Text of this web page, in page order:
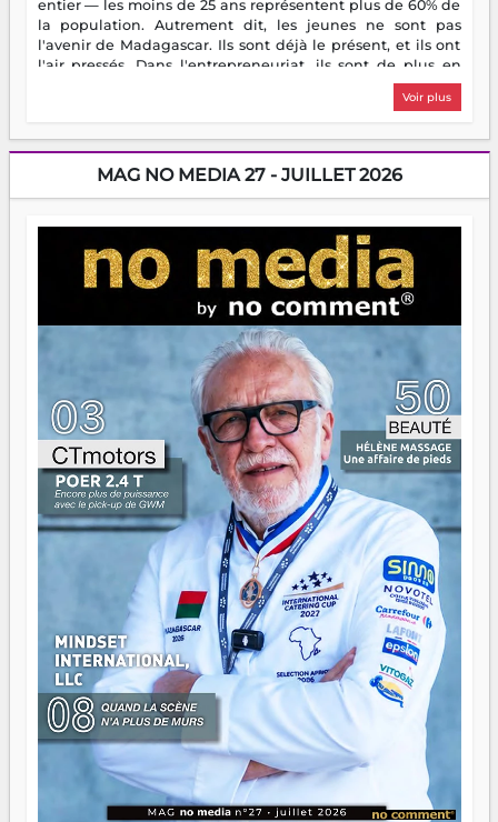
entier — les moins de 25 ans représentent plus de 60% de
la population. Autrement dit, les jeunes ne sont pas
l'avenir de Madagascar. Ils sont déjà le présent, et ils ont
l'air pressés. Dans l'entrepreneuriat, ils sont de plus en
plus nombreux à se lancer, à créer, à risquer — souvent
sans filet, souvent sans aide, mais toujours avec cette
dorment vraiment la nuit. En culture, les nouvelles sont
encore meilleures. Aina Rasamoelina vient de décrocher le
Prix RFI Instrumental Afrique. Miangaly Elia rafle le Prix
jeunes qui tiennent la torche. Alors oui, on pourrait
s'arrêter là, applaudir et rentrer chez soi satisfait. Mais ce
serait passer à côté d'une chose essentielle. La fougue, ça
brûle fort — et parfois, ça brûle vite. Une flamme sans
direction peut éclairer autant qu'elle peut consumer. C'est
là que les aînés entrent en scène — pas pour reprendre le
gouvernail, mais pour montrer où sont les récifs. Les jeunes
ont la force, les vieux ont l'expérience, comme on dit. Ce
n'est pas un combat de générations — c'est une question
d'équipage. Partagez vos réussites, mais aussi vos échecs.
Surtout vos échecs, d'ailleurs — ils enseignent mieux que
n'importe quel manuel. À Madagascar, la barque avance.
Il faut juste s'assurer que tout le monde rame dans le
même sens.
Voir plus
MAG NO MEDIA 27 - JUILLET 2026